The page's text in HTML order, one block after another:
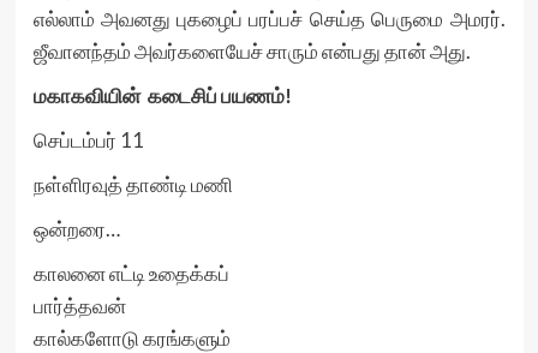
எல்லாம் அவனது புகழைப் பரப்பச் செய்த பெருமை அமரர்.
ஜீவானந்தம் அவர்களையேச் சாரும் என்பது தான் அது.
மகாகவியின் கடைசிப்பயணம்!
செப்டம்பர் 11
நள்ளிரவுத் தாண்டி மணி
ஒன்றரை…
காலனை எட்டி உதைக்கப்
பார்த்தவன்
கால்களோடு கரங்களும்